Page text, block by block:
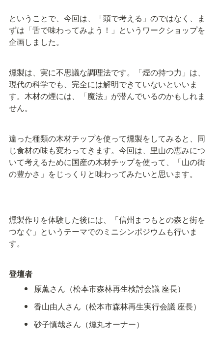
ということで、今回は、「頭で考える」のではなく、ま
ずは「舌で味わってみよう！」というワークショップを
企画しました。
燻製は、実に不思議な調理法です。「煙の持つ力」は、
現代の科学でも、完全には解明できていないといいま
す。木材の煙には、「魔法」が潜んでいるのかもしれま
せん。
違った種類の木材チップを使って燻製をしてみると、同
じ食材の味も変わってきます。今回は、里山の恵みにつ
いて考えるために国産の木材チップを使って、「山の街
の豊かさ」をじっくりと味わってみたいと思います。
燻製作りを体験した後には、「信州まつもとの森と街を
つなぐ」というテーマでのミニシンポジウムも行いま
す。
登壇者
原薫さん（松本市森林再生検討会議 座長）
香山由人さん（松本市森林再生実行会議 座長）
砂子慎哉さん（燻丸オーナー）